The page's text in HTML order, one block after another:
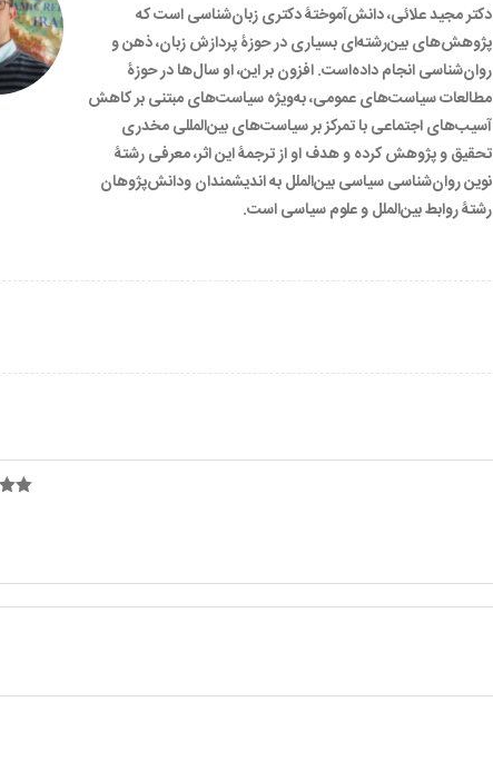
دکتر مجید علائی، دانش‌آموختۀ دکتری زبان‌شناسی است که
پژوهش‌های بین‌رشته‌ای بسیاری در حوزۀ پردازش زبان، ذهن و
روان‌شناسی انجام داده‌است. افزون بر این، او سال‌ها در حوزۀ
مطالعات سیاست‌های عمومی، به‌ویژه سیاست‌های مبتنی بر کاهش
آسیب‌های اجتماعی با تمرکز بر سیاست‌های بین‌المللی مخدری
تحقیق و پژوهش کرده و هدف او از ترجمۀ این اثر، معرفی رشتۀ
نوین روان‌شناسی سیاسی بین‌الملل به اندیشمندان ودانش‌پژوهان
رشتۀ روابط بین‌الملل و علوم سیاسی است.